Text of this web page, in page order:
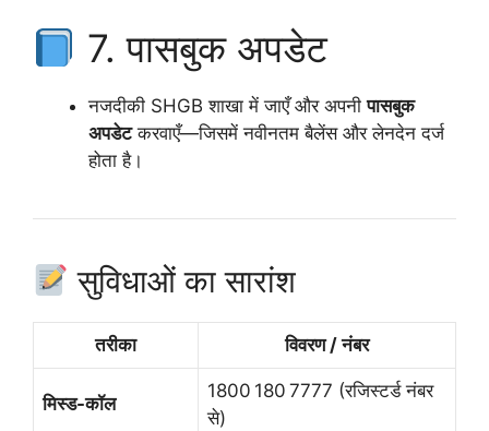
7. पासबुक अपडेट
नजदीकी SHGB शाखा में जाएँ और अपनीपासबुक
अपडेटकरवाएँ—जिसमें नवीनतम बैलेंस और लेनदेन दर्ज
होता है।
सुविधाओं का सारांश
तरीका विवरण / नंबर
मिस्ड-कॉल
1800 180 7777 (रजिस्टर्ड नंबर
से)